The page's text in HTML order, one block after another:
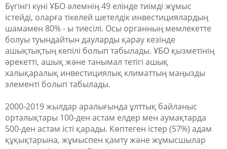
Бүгінгі күні ҰБО әлемнің 49 елінде тиімді жұмыс
істейді, оларға тікелей шетелдік инвестициялардың
шамамен 80% - ы тиесілі. Осы органның мемлекетте
болуы туындайтын дауларды қарау кезінде
ашықтықтың кепілі болып табылады. ҰБО қызметінің
әрекетті, ашық және танымал тетігі ашық
халықаралық инвестициялық климаттың маңызды
элементі болып табылады.
2000-2019 жылдар аралығында ұлттық байланыс
орталықтары 100-ден астам елдер мен аумақтарда
500-ден астам істі қарады. Көптеген істер (57%) адам
құқықтарына, жұмыспен қамту және жұмысшылар